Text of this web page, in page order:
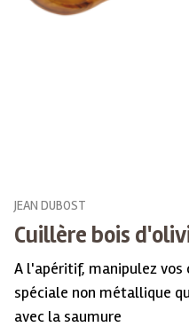
JEAN DUBOST
Cuillère bois
A l'apéritif, manipulez vos
spéciale non métallique
avec la saumure